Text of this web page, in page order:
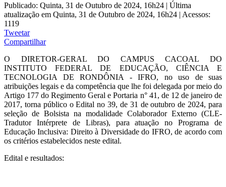
Publicado: Quinta, 31 de Outubro de 2024, 16h24 | Última
atualização em Quinta, 31 de Outubro de 2024, 16h24 | Acessos:
1119
Tweetar
Compartilhar
O DIRETOR-GERAL DO CAMPUS CACOAL DO
INSTITUTO FEDERAL DE EDUCAÇÃO, CIÊNCIA E
TECNOLOGIA DE RONDÔNIA - IFRO, no uso de suas
atribuições legais e da competência que lhe foi delegada por meio do
Artigo 177 do Regimento Geral e Portaria n° 41, de 12 de janeiro de
2017, torna público o Edital no 39, de 31 de outubro de 2024, para
seleção de Bolsista na modalidade Colaborador Externo (CLE-
Tradutor Intérprete de Libras), para atuação no Programa de
Educação Inclusiva: Direito à Diversidade do IFRO, de acordo com
os critérios estabelecidos neste edital.
Edital e resultados: